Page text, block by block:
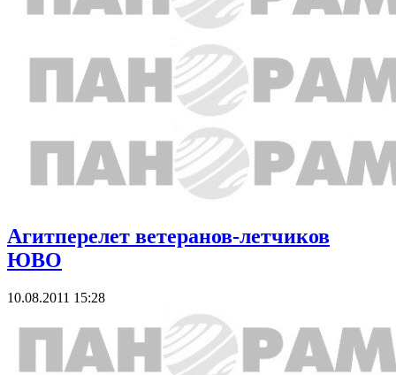
Агитперелет ветеранов-летчиков
ЮВО
10.08.2011 15:28